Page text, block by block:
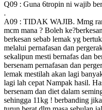
Q09 : Guna 6tropin ni wajib
.
A09 : TIDAK WAJIB. Mmg
mcm mana ? Boleh
berkesan sebab lemak yg
melalui pernafasan dan
sekalipun mesti bernafas dan
bersenam pernafasan dan
lemak mestilah akan lagi
lagi lah cepat Nampak hasil.
bersenam dan diet dalam
sehingga 11kg ! berbanding